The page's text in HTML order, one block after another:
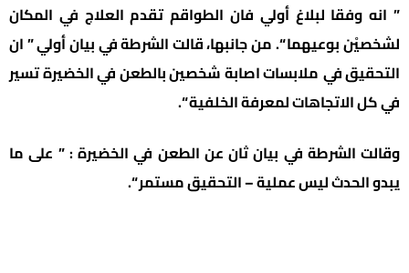
” انه وفقا لبلاغ أولي فان الطواقم تقدم العلاج في المكان
لشخصيْن بوعيهما “. من جانبها، قالت الشرطة في بيان أولي ” ان
التحقيق فيملابسات اصابة شخصين بالطعن في الخضيرة تسير
في كل الاتجاهات لمعرفة الخلفية “.
وقالت الشرطة في بيان ثان عن الطعن في الخضيرة : ” على ما
يبدو الحدث ليس عملية – التحقيق مستمر “.